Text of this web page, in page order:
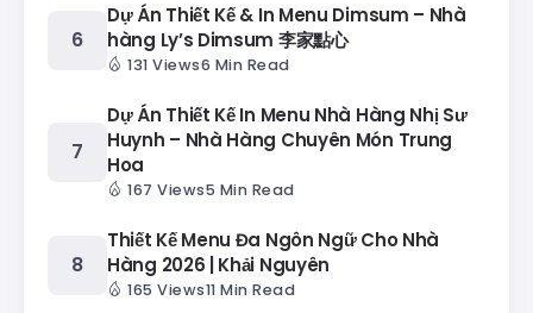
Dự Án Thiết Kế & In Menu Dimsum – Nhà
hàng Ly’s Dimsum 李家點心
131 Views6 Min Read
Dự Án Thiết Kế In Menu Nhà Hàng Nhị Sư
Huynh – Nhà Hàng Chuyên Món Trung
Hoa
167 Views5 Min Read
Thiết Kế Menu Đa Ngôn Ngữ Cho Nhà
Hàng 2026 | Khải Nguyên
165 Views11 Min Read